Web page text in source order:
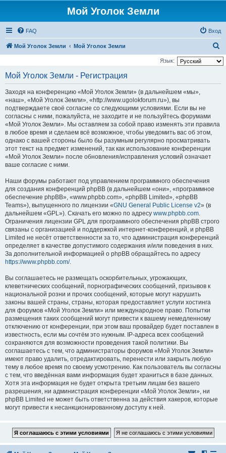
Мой Уголок Земли
FAQ Вход
Мой Уголок Земли Мой Уголок Земли
о
Язык:
Мой Уголок Земли - Регистрация
Заходя на конференцию «Мой Уголок Земли» (в дальнейшем «мы»,
«наш», «Мой Уголок Земли», «http://www.ugolokforum.ru»), вы
подтверждаете своё согласие со следующими условиями. Если вы не
согласны с ними, пожалуйста, не заходите и не пользуйтесь форумами
«Мой Уголок Земли». Мы оставляем за собой право изменять эти правила
в любое время и сделаем всё возможное, чтобы уведомить вас об этом,
однако с вашей стороны было бы разумным регулярно просматривать
этот текст на предмет изменений, так как использование конференции
«Мой Уголок Земли» после обновления/исправления условий означает
ваше согласие с ними.
Наши форумы работают под управлением программного обеспечения
для создания конференций phpBB (в дальнейшем «они», «программное
обеспечение phpBB», «www.phpbb.com», «phpBB Limited», «phpBB
Teams»), выпущенного по лицензии «GNU General Public License v2» (в
дальнейшем «GPL»). Скачать его можно по адресу www.phpbb.com.
Ограничения лицензии GPL для программного обеспечения phpBB строго
связаны с организацией и поддержкой интернет-конференций, и phpBB
Limited не несёт ответственности за то, что администрация конференций
определяет в качестве допустимого содержания и/или поведения в них.
За дополнительной информацией о phpBB обращайтесь по адресу
https://www.phpbb.com/.
Вы соглашаетесь не размещать оскорбительных, угрожающих,
клеветнических сообщений, порнографических сообщений, призывов к
национальной розни и прочих сообщений, которые могут нарушить
законы вашей страны, страны, которая предоставляет услуги хостинга
для форумов «Мой Уголок Земли» или международное право. Попытки
размещения таких сообщений могут привести к вашему немедленному
отключению от конференции, при этом ваш провайдер будет поставлен в
известность, если мы сочтём это нужным. IP-адреса всех сообщений
сохраняются для возможности проведения такой политики. Вы
соглашаетесь с тем, что администраторы форумов «Мой Уголок Земли»
имеют право удалить, отредактировать, перенести или закрыть любую
тему в любое время по своему усмотрению. Как пользователь вы согласны
с тем, что введённая вами информация будет храниться в базе данных.
Хотя эта информация не будет открыта третьим лицам без вашего
разрешения, ни администрация конференции «Мой Уголок Земли», ни
phpBB Limited не может быть ответственна за действия хакеров, которые
могут привести к несанкционированному доступу к ней.